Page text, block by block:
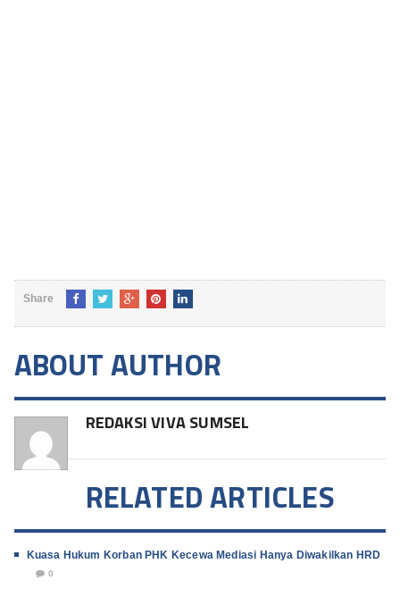
Share
ABOUT AUTHOR
REDAKSI VIVA SUMSEL
RELATED ARTICLES
Kuasa Hukum Korban PHK Kecewa Mediasi Hanya Diwakilkan HRD
0